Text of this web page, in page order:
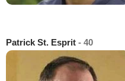
Patrick St. Esprit - 40